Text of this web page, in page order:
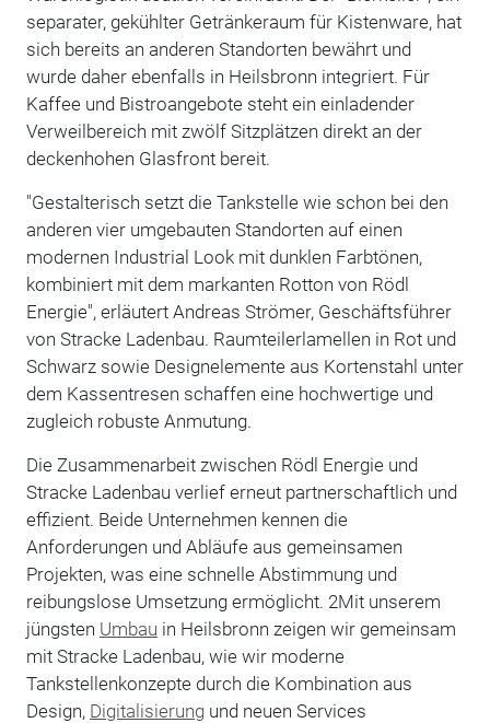
separater, gekühlter Getränkeraum für Kistenware, hat
sich bereits an anderen Standorten bewährt und
wurde daher ebenfalls in Heilsbronn integriert. Für
Kaffee und Bistroangebote steht ein einladender
Verweilbereich mit zwölf Sitzplätzen direkt an der
deckenhohen Glasfront bereit.
"Gestalterisch setzt die Tankstelle wie schon bei den
anderen vier umgebauten Standorten auf einen
modernen Industrial Look mit dunklen Farbtönen,
kombiniert mit dem markanten Rotton von Rödl
Energie", erläutert Andreas Strömer, Geschäftsführer
von Stracke Ladenbau. Raumteilerlamellen in Rot und
Schwarz sowie Designelemente aus Kortenstahl unter
dem Kassentresen schaffen eine hochwertige und
zugleich robuste Anmutung.
Die Zusammenarbeit zwischen Rödl Energie und
Stracke Ladenbau verlief erneut partnerschaftlich und
effizient. Beide Unternehmen kennen die
Anforderungen und Abläufe aus gemeinsamen
Projekten, was eine schnelle Abstimmung und
reibungslose Umsetzung ermöglicht. 2Mit unserem
jüngsten Umbau in Heilsbronn zeigen wir gemeinsam
mit Stracke Ladenbau, wie wir moderne
Tankstellenkonzepte durch die Kombination aus
Design, Digitalisierungund neuen Services